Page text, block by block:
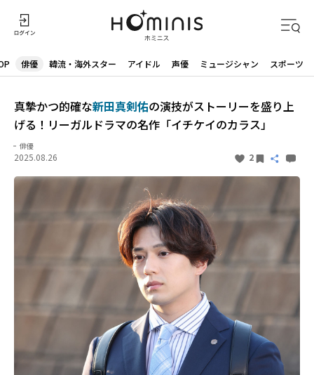
俳優 韓流・海外スター アイドル 声優 ミュージシャン スポーツ
真摯かつ的確な新田真剣佑の演技がストーリーを盛り上
げる！リーガルドラマの名作「イチケイのカラス」
俳優
2025.08.26 2